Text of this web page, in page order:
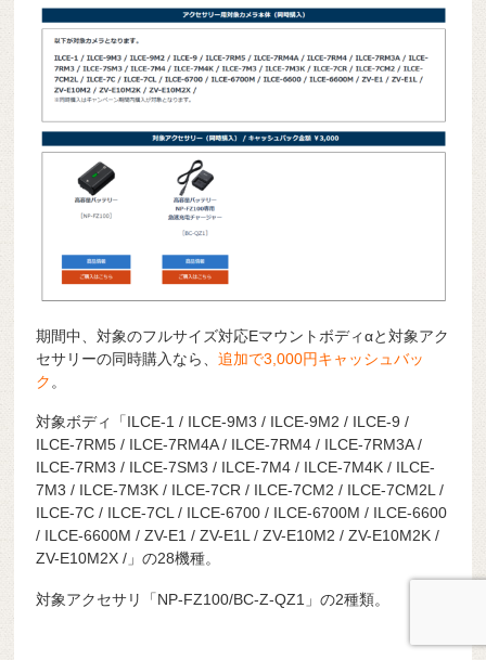
期間中、対象のフルサイズ対応Eマウントボディαと対象アク
セサリーの同時購入なら、追加で3,000円キャッシュバッ
ク 。
対象ボディ「ILCE-1 / ILCE-9M3 / ILCE-9M2 / ILCE-9 /
ILCE-7RM5 / ILCE-7RM4A / ILCE-7RM4 / ILCE-7RM3A /
ILCE-7RM3 / ILCE-7SM3 / ILCE-7M4 / ILCE-7M4K / ILCE-
7M3 / ILCE-7M3K / ILCE-7CR / ILCE-7CM2 / ILCE-7CM2L /
ILCE-7C / ILCE-7CL / ILCE-6700 / ILCE-6700M / ILCE-6600
/ ILCE-6600M / ZV-E1 / ZV-E1L / ZV-E10M2 / ZV-E10M2K /
ZV-E10M2X /」の28機種。
対象アクセサリ「NP-FZ100/BC-Z-QZ1」の2種類。